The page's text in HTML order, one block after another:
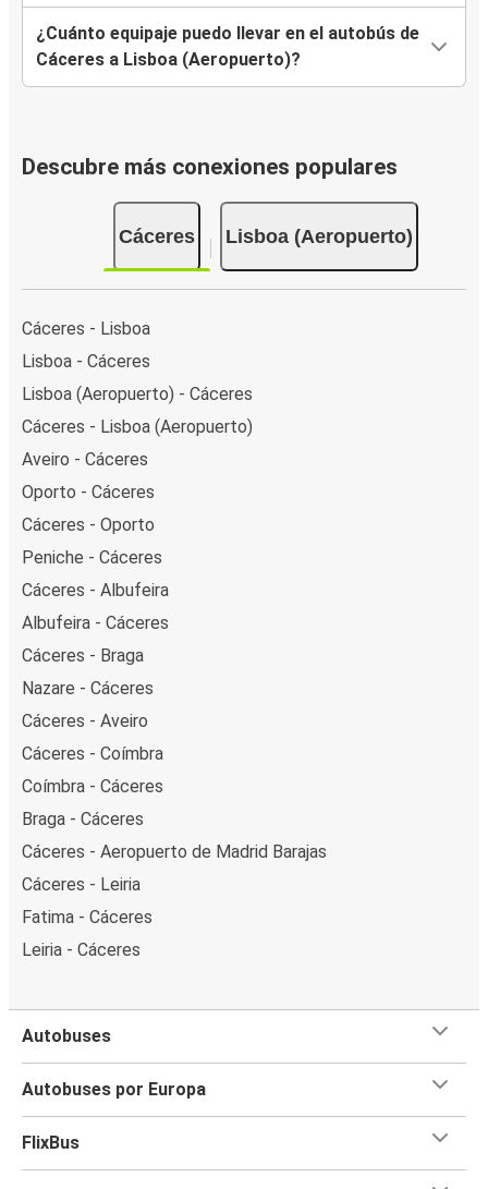
¿Cuánto equipaje puedo llevar en el autobús de
Cáceres a Lisboa (Aeropuerto)?
Descubre más conexiones populares
Cáceres Lisboa (Aeropuerto)
Cáceres - Lisboa
Lisboa - Cáceres
Lisboa (Aeropuerto) - Cáceres
Cáceres - Lisboa (Aeropuerto)
Aveiro - Cáceres
Oporto - Cáceres
Cáceres - Oporto
Peniche - Cáceres
Cáceres - Albufeira
Albufeira - Cáceres
Cáceres - Braga
Nazare - Cáceres
Cáceres - Aveiro
Cáceres - Coímbra
Coímbra - Cáceres
Braga - Cáceres
Cáceres - Aeropuerto de Madrid Barajas
Cáceres - Leiria
Fatima - Cáceres
Leiria - Cáceres
Autobuses
Autobuses por Europa
FlixBus